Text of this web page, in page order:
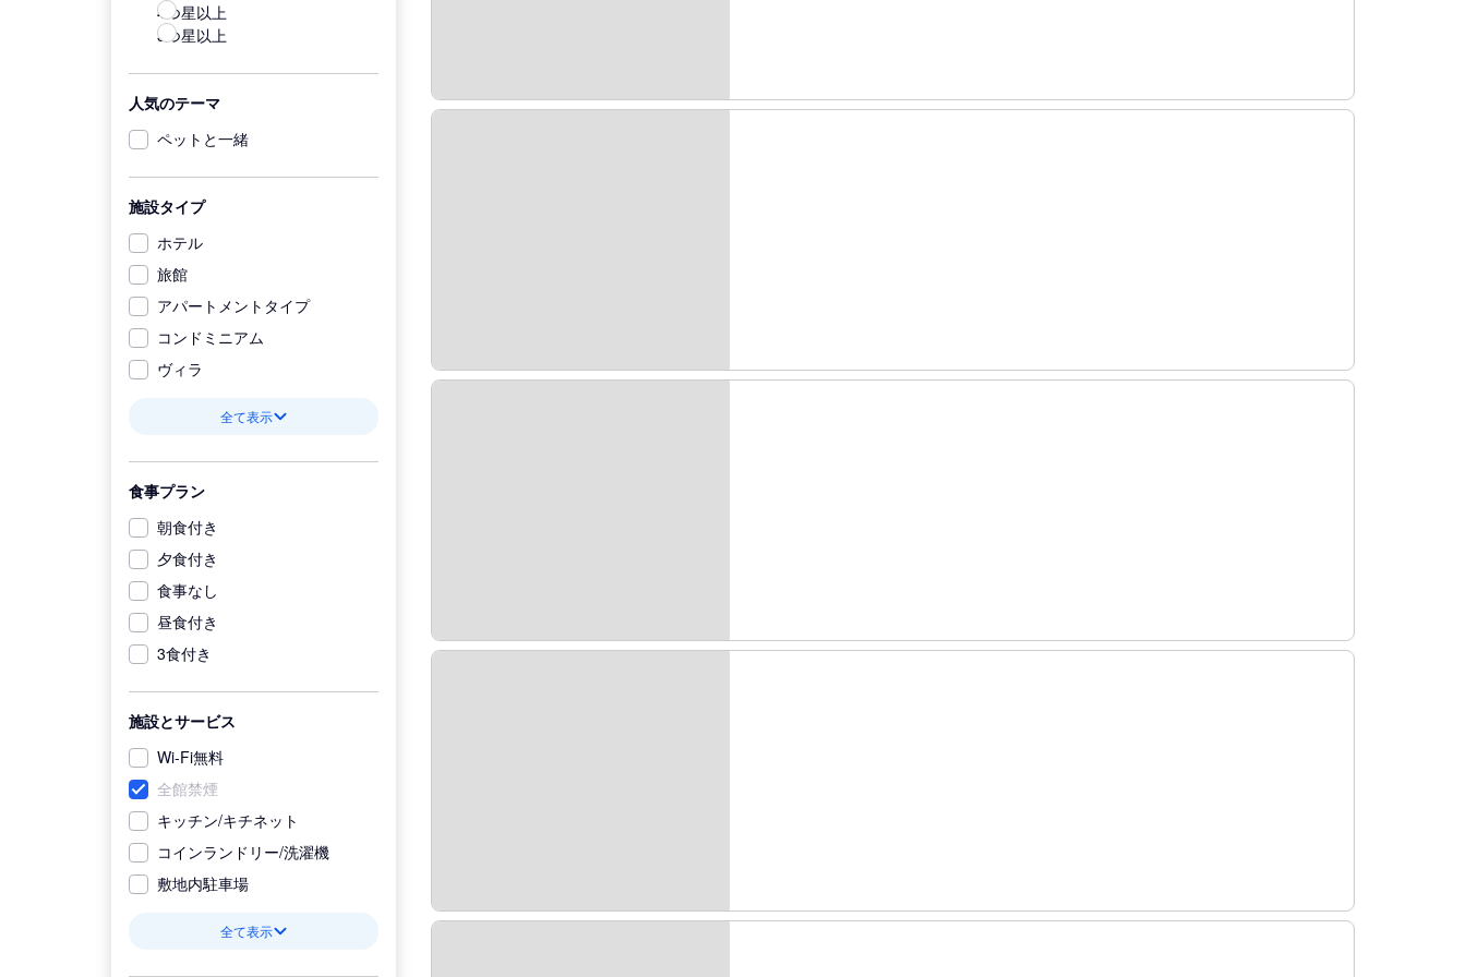
4つ星以上
3つ星以上
人気のテーマ
ペットと一緒
施設タイプ
ホテル
旅館
アパートメントタイプ
コンドミニアム
ヴィラ
全て表示
食事プラン
朝食付き
夕食付き
食事なし
昼食付き
3食付き
施設とサービス
Wi-Fi無料
全館禁煙
キッチン/キチネット
コインランドリー/洗濯機
敷地内駐車場
全て表示